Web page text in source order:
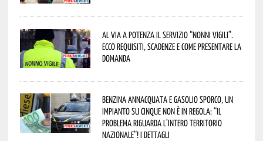
Al via a Potenza il servizio “Nonni Vigili”.
Ecco requisiti, scadenze e come presentare la
domanda
Benzina annacquata e gasolio sporco, un
impianto su cinque non è in regola: “il
problema riguarda l’intero territorio
Nazionale”! I dettagli